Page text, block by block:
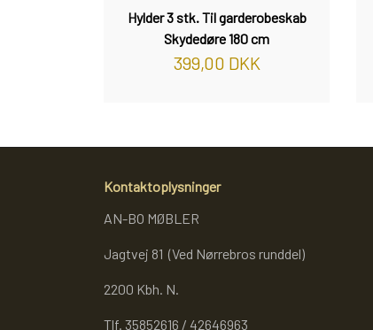
Hylder 3 stk. Til garderobeskab
Skydedøre 180 cm
399,00 DKK
Kontaktoplysninger
AN-BO MØBLER
Jagtvej 81 (Ved Nørrebros runddel)
2200 Kbh. N.
Tlf. 35852616 / 42646963